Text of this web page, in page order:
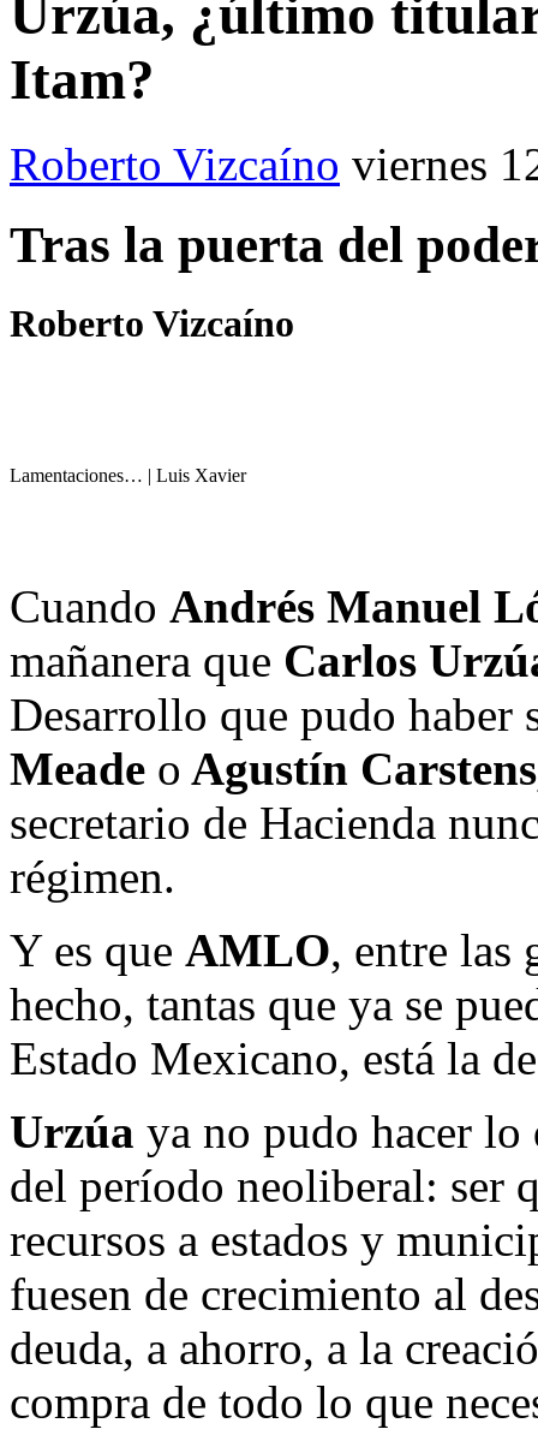
Urzúa, ¿último
Itam?
Roberto Vizcaíno viernes
Tras la puerta del
Roberto Vizcaíno
Lamentaciones… | Luis Xavier
Cuando Andrés Manuel
mañanera que Carlos
Desarrollo que pudo
Meade o Agustín
secretario de Hacienda
régimen.
Y es que AMLO, entre las
hecho, tantas que ya se
Estado Mexicano, está la
Urzúa ya no pudo hacer lo
del período neoliberal: ser
recursos a estados y
fuesen de crecimiento al
deuda, a ahorro, a la
compra de todo lo que